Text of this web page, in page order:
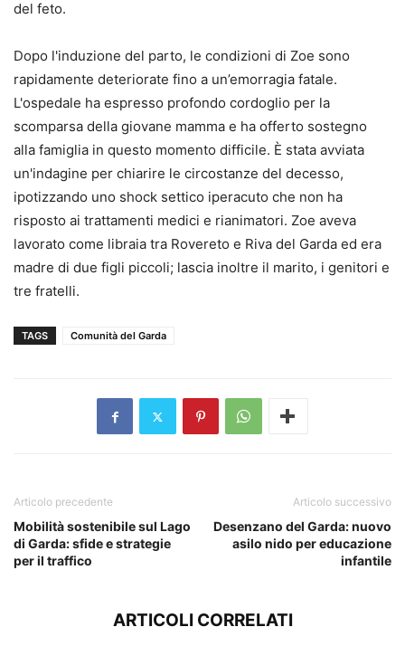
del feto.
Dopo l'induzione del parto, le condizioni di Zoe sono
rapidamente deteriorate fino a un’emorragia fatale.
L'ospedale ha espresso profondo cordoglio per la
scomparsa della giovane mamma e ha offerto sostegno
alla famiglia in questo momento difficile. È stata avviata
un'indagine per chiarire le circostanze del decesso,
ipotizzando uno shock settico iperacuto che non ha
risposto ai trattamenti medici e rianimatori. Zoe aveva
lavorato come libraia tra Rovereto e Riva del Garda ed era
madre di due figli piccoli; lascia inoltre il marito, i genitori e
tre fratelli.
TAGS Comunità del Garda
Articolo precedente
Mobilità sostenibile sul Lago
di Garda: sfide e strategie
per il traffico
Articolo successivo
Desenzano del Garda: nuovo
asilo nido per educazione
infantile
ARTICOLI CORRELATI